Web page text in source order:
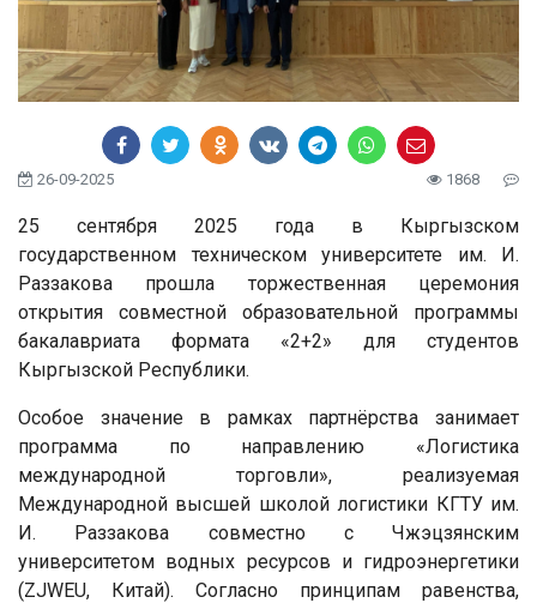
26-09-2025 1868
25 сентября 2025 года в Кыргызском
государственном техническом университете им. И.
Раззакова прошла торжественная церемония
открытия совместной образовательной программы
бакалавриата формата «2+2» для студентов
Кыргызской Республики.
Особое значение в рамках партнёрства занимает
программа по направлению «Логистика
международной торговли», реализуемая
Международной высшей школой логистики КГТУ им.
И. Раззакова совместно с Чжэцзянским
университетом водных ресурсов и гидроэнергетики
(ZJWEU, Китай). Согласно принципам равенства,